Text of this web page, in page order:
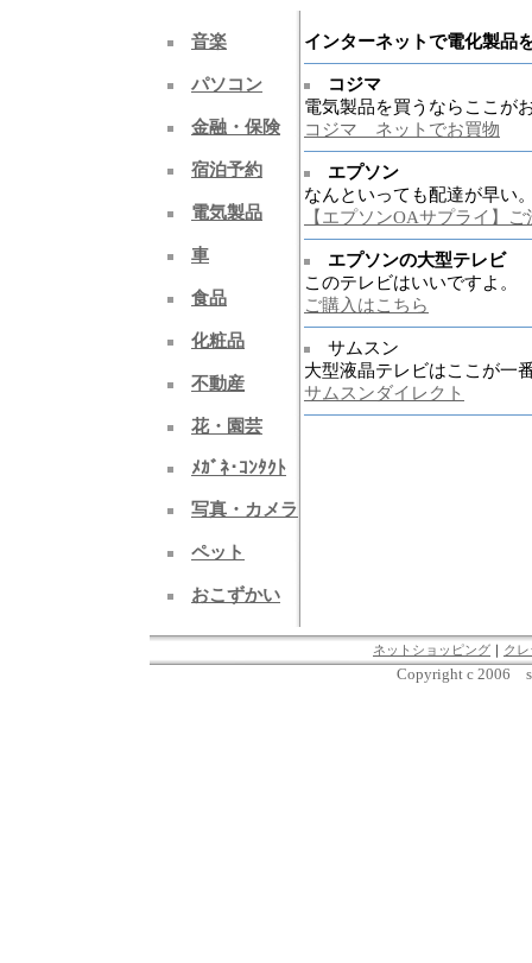
音楽
パソコン
金融・保険
宿泊予約
電気製品
車
食品
化粧品
不動産
花・園芸
ﾒｶﾞﾈ･ｺﾝﾀｸﾄ
写真・カメラ
ペット
おこずかい
インターネットで電化製品
コジマ
電気製品を買うならここが
コジマ ネットでお買物
エプソン
なんといっても配達が早い
【エプソンOAサプライ】
エプソンの大型テレビ
このテレビはいいですよ。
ご購入はこちら
サムスン
大型液晶テレビはここが一
サムスンダイレクト
ネットショッピング ｜ ク
Copyright c 2006